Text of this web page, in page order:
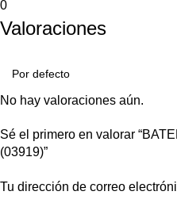
0
Valoraciones
No hay valoraciones aún.
Sé el primero en valorar
(03919)”
Tu dirección de correo